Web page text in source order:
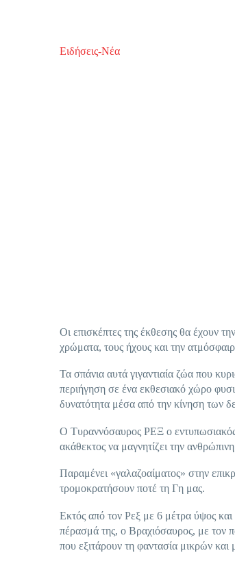
Ειδήσεις-Νέα
Οι επισκέπτες της έκθεσης θα έχουν
χρώματα, τους ήχους και την
Τα σπάνια αυτά γιγαντιαία ζώα που
περιήγηση σε ένα εκθεσιακό χώρο
δυνατότητα μέσα από την κίνηση των
Ο Τυραννόσαυρος ΡΕΞ ο εντυπωσιακός
ακάθεκτος να μαγνητίζει την
Παραμένει «γαλαζοαίματος» στην
τρομοκρατήσουν ποτέ τη Γη μας.
Εκτός από τον Ρεξ με 6 μέτρα ύψος
πέρασμά της, ο Βραχιόσαυρος, με τον
που εξιτάρουν τη φαντασία μικρών και